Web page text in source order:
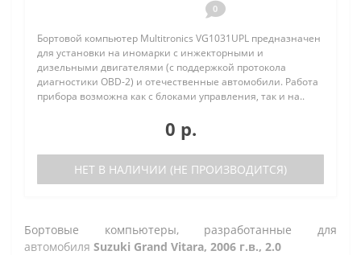
0
Бортовой компьютер Multitronics VG1031UPL предназначен
для установки на иномарки с инжекторными и
дизельными двигателями (с поддержкой протокола
диагностики OBD-2) и отечественные автомобили. Работа
прибора возможна как с блоками управления, так и на..
0 р.
НЕТ В НАЛИЧИИ (НЕ ПРОИЗВОДИТСЯ)
Бортовые компьютеры, разработанные для
автомобиля Suzuki Grand Vitara, 2006 г.в., 2.0